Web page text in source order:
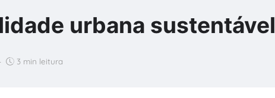
urbana sustentável
3 min leitura